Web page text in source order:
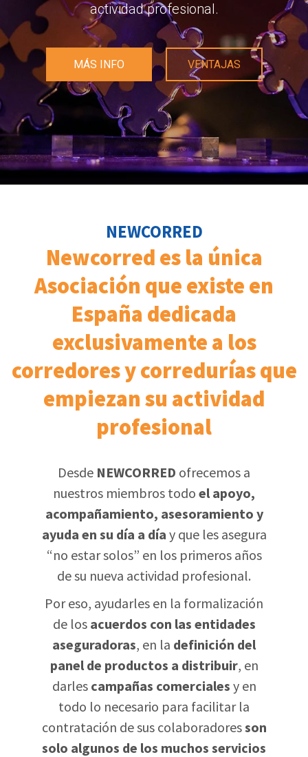
actividad profesional.
MÁS INFO VENTAJAS
NEWCORRED
Newcorred es la única
Asociación que existe en
España dedicada
exclusivamente a los
corredores y corredurías que
empiezan su actividad
profesional
Desde NEWCORRED ofrecemos a
nuestros miembros todo el apoyo,
acompañamiento, asesoramiento y
ayuda en su día a día y que les asegura
“no estar solos” en los primeros años
de su nueva actividad profesional.
Por eso, ayudarles en la formalización
de los acuerdos con las entidades
aseguradoras, en la definición del
panel de productos a distribuir, en
darles campañas comerciales y en
todo lo necesario para facilitar la
contratación de sus colaboradoresson
solo algunos de los muchos servicios